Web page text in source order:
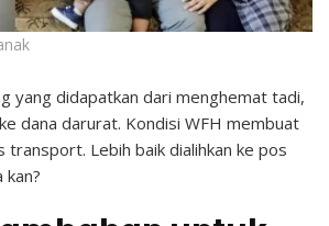
yang didapatkan dari menghemat tadi,
dana darurat. Kondisi WFH membuat
transport. Lebih baik dialihkan ke pos
kan?